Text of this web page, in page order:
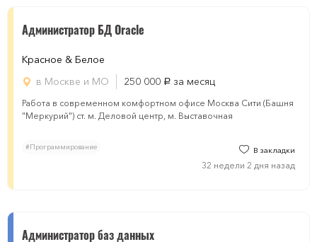
Администратор БД Oracle
Красное & Белое
в Москве и МО
250 000 руб. за месяц
Работа в современном комфортном офисе Москва Сити (Башня
"Меркурий") ст. м. Деловой центр, м. Выставочная
#Программирование В закладки
32 недели 2 дня назад
Администратор баз данных